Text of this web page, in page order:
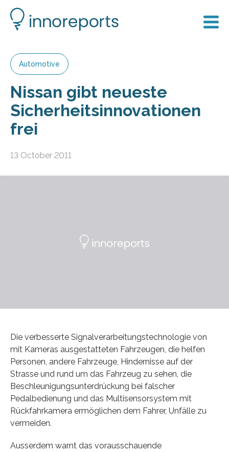
Automotive
Nissan gibt neueste
Sicherheitsinnovationen
frei
13 October 2011
Die verbesserte Signalverarbeitungstechnologie von
mit Kameras ausgestatteten Fahrzeugen, die helfen
Personen, andere Fahrzeuge, Hindernisse auf der
Strasse und rund um das Fahrzeug zu sehen, die
Beschleunigungsunterdrückung bei falscher
Pedalbedienung und das Multisensorsystem mit
Rückfahrkamera ermöglichen dem Fahrer, Unfälle zu
vermeiden.
Ausserdem warnt das vorausschauende